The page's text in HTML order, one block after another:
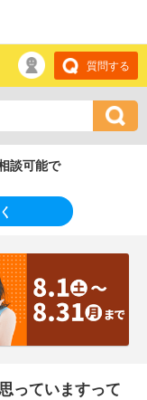
質問する
談可能で
っていますって